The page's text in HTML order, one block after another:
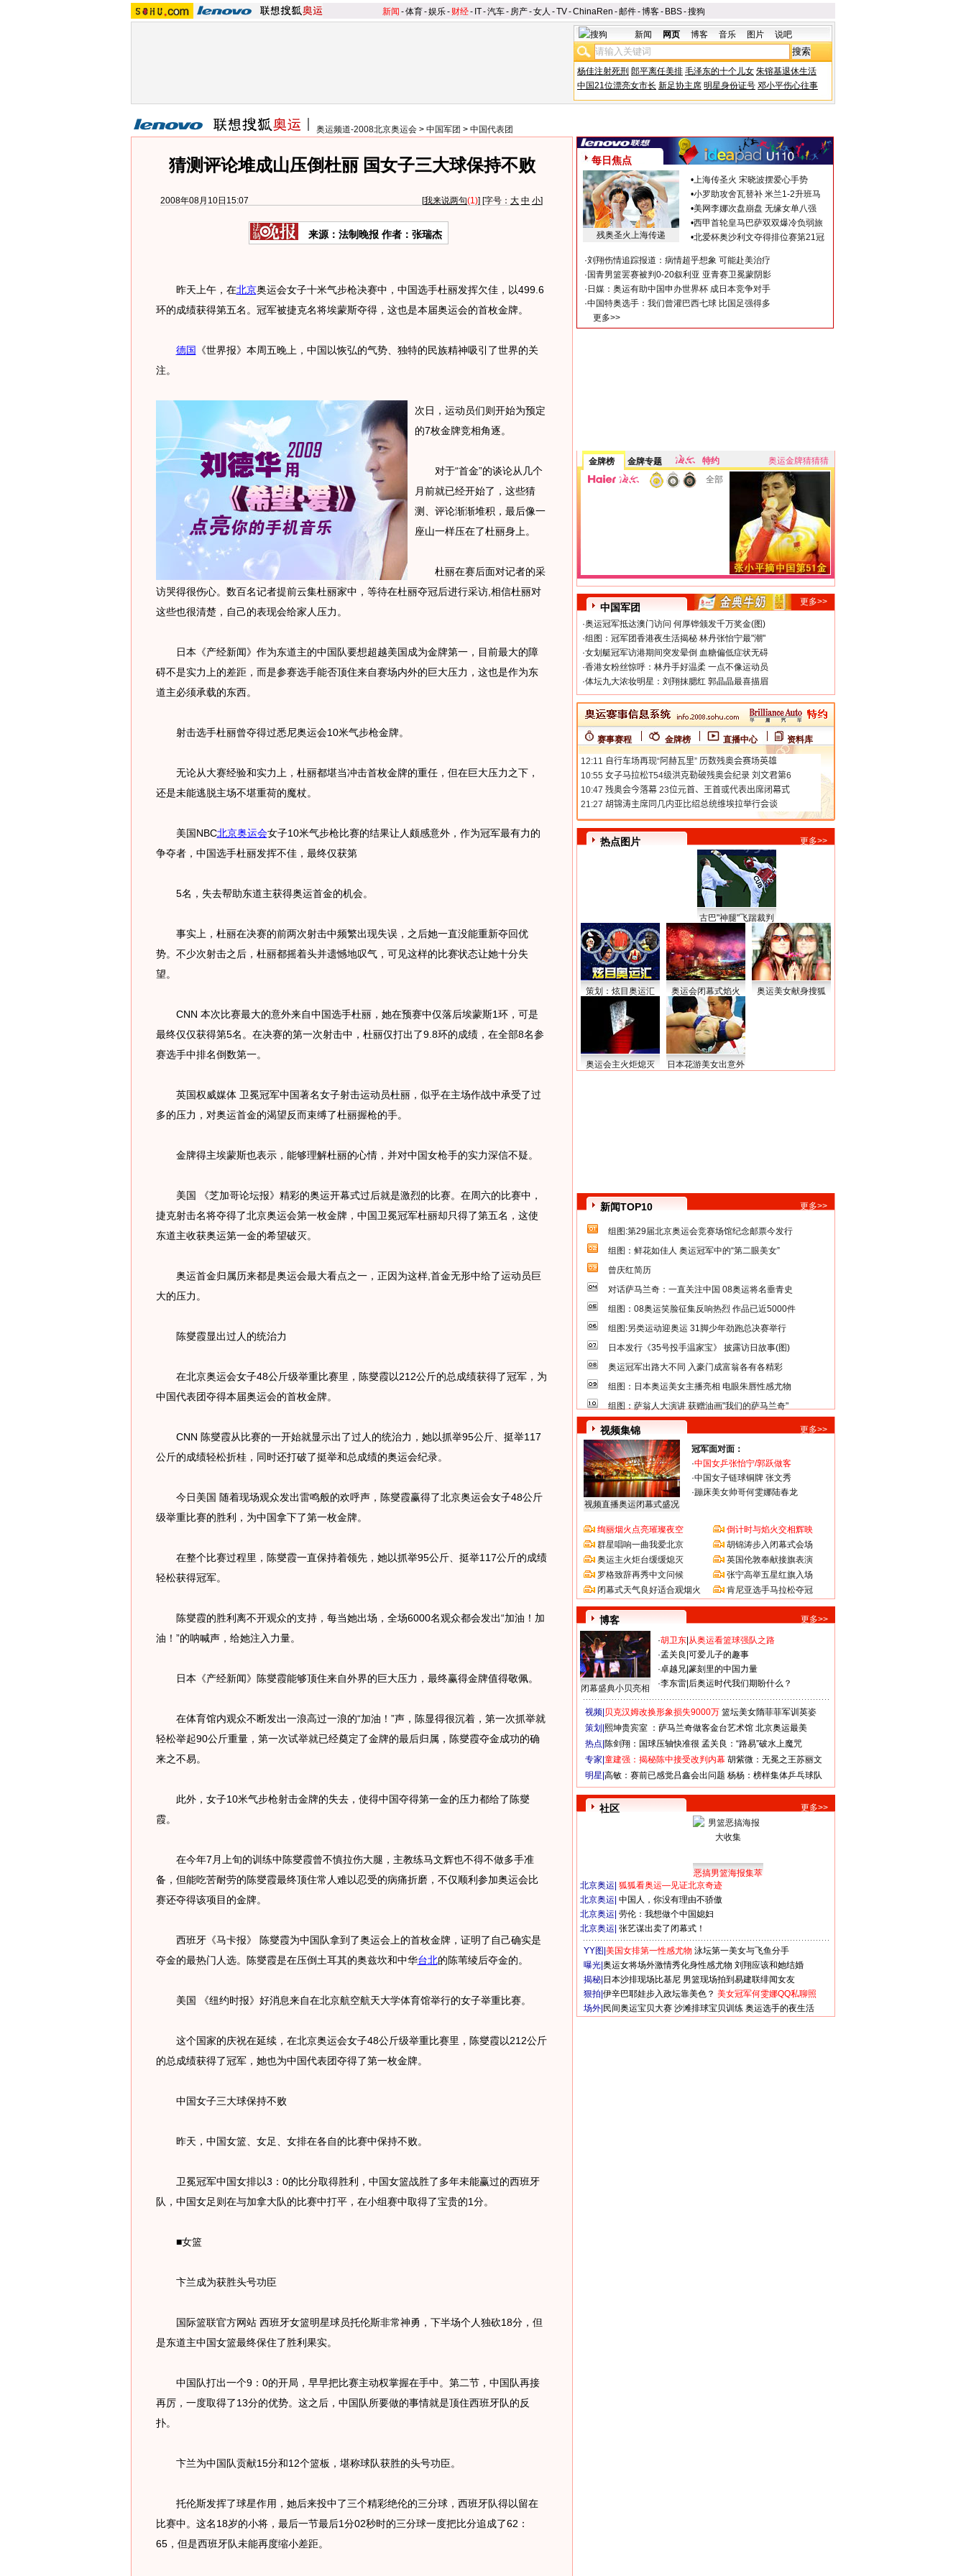
新闻 -体育-娱乐- 财经- IT-汽车- 房产-女人 -TV-ChinaRen -邮件-博客- BBS-搜狗
新闻 网页 博客 音乐 图片 说吧
杨佳注射死刑 郎平离任美排 毛泽东的十个儿女 朱镕基退休生活
中国21位漂亮女市长 新足协主席 明星身份证号 邓小平伤心往事
奥运频道-2008北京奥运会 > 中国军团 > 中国代表团
猜测评论堆成山压倒杜丽 国女子三大球保持不败
2008年08月10日15:07 [我来说两句(1)] [字号： 大 中 小]
来源：法制晚报 作者：张瑞杰
昨天上午，在北京奥运会女子十米气步枪决赛中，中国选手杜丽发挥欠佳，以499.6
环的成绩获得第五名。冠军被捷克名将埃蒙斯夺得，这也是本届奥运会的首枚金牌。
德国 《世界报》本周五晚上，中国以恢弘的气势、独特的民族精神吸引了世界的关
注。
次日，运动员们则开始为预定
的7枚金牌竞相角逐。
对于“首金”的谈论从几个
月前就已经开始了，这些猜
测、评论渐渐堆积，最后像一
座山一样压在了杜丽身上。
杜丽在赛后面对记者的采
访哭得很伤心。数百名记者提前云集杜丽家中，等待在杜丽夺冠后进行采访,相信杜丽对
这些也很清楚，自己的表现会给家人压力。
日本《产经新闻》作为东道主的中国队要想超越美国成为金牌第一，目前最大的障
碍不是实力上的差距，而是参赛选手能否顶住来自赛场内外的巨大压力，这也是作为东
道主必须承载的东西。
射击选手杜丽曾夺得过悉尼奥运会10米气步枪金牌。
无论从大赛经验和实力上，杜丽都堪当冲击首枚金牌的重任，但在巨大压力之下，
还是未能逃脱主场不堪重荷的魔杖。
美国NBC北京奥运会女子10米气步枪比赛的结果让人颇感意外，作为冠军最有力的
争夺者，中国选手杜丽发挥不佳，最终仅获第
5名，失去帮助东道主获得奥运首金的机会。
事实上，杜丽在决赛的前两次射击中频繁出现失误，之后她一直没能重新夺回优
势。不少次射击之后，杜丽都摇着头并遗憾地叹气，可见这样的比赛状态让她十分失
望。
CNN 本次比赛最大的意外来自中国选手杜丽，她在预赛中仅落后埃蒙斯1环，可是
最终仅仅获得第5名。在决赛的第一次射击中，杜丽仅打出了9.8环的成绩，在全部8名参
赛选手中排名倒数第一。
英国权威媒体 卫冕冠军中国著名女子射击运动员杜丽，似乎在主场作战中承受了过
多的压力，对奥运首金的渴望反而束缚了杜丽握枪的手。
金牌得主埃蒙斯也表示，能够理解杜丽的心情，并对中国女枪手的实力深信不疑。
美国 《芝加哥论坛报》精彩的奥运开幕式过后就是激烈的比赛。在周六的比赛中，
捷克射击名将夺得了北京奥运会第一枚金牌，中国卫冕冠军杜丽却只得了第五名，这使
东道主收获奥运第一金的希望破灭。
奥运首金归属历来都是奥运会最大看点之一，正因为这样,首金无形中给了运动员巨
大的压力。
陈燮霞显出过人的统治力
在北京奥运会女子48公斤级举重比赛里，陈燮霞以212公斤的总成绩获得了冠军，为
中国代表团夺得本届奥运会的首枚金牌。
CNN 陈燮霞从比赛的一开始就显示出了过人的统治力，她以抓举95公斤、挺举117
公斤的成绩轻松折桂，同时还打破了挺举和总成绩的奥运会纪录。
今日美国 随着现场观众发出雷鸣般的欢呼声，陈燮霞赢得了北京奥运会女子48公斤
级举重比赛的胜利，为中国拿下了第一枚金牌。
在整个比赛过程里，陈燮霞一直保持着领先，她以抓举95公斤、挺举117公斤的成绩
轻松获得冠军。
陈燮霞的胜利离不开观众的支持，每当她出场，全场6000名观众都会发出“加油！加
油！”的呐喊声，给她注入力量。
日本《产经新闻》陈燮霞能够顶住来自外界的巨大压力，最终赢得金牌值得敬佩。
在体育馆内观众不断发出一浪高过一浪的“加油！”声，陈显得很沉着，第一次抓举就
轻松举起90公斤重量，第一次试举就已经奠定了金牌的最后归属，陈燮霞夺金成功的确
来之不易。
此外，女子10米气步枪射击金牌的失去，使得中国夺得第一金的压力都给了陈燮
霞。
在今年7月上旬的训练中陈燮霞曾不慎拉伤大腿，主教练马文辉也不得不做多手准
备，但能吃苦耐劳的陈燮霞最终顶住常人难以忍受的病痛折磨，不仅顺利参加奥运会比
赛还夺得该项目的金牌。
西班牙《马卡报》 陈燮霞为中国队拿到了奥运会上的首枚金牌，证明了自己确实是
夺金的最热门人选。陈燮霞是在压倒土耳其的奥兹坎和中华台北的陈苇绫后夺金的。
美国 《纽约时报》好消息来自在北京航空航天大学体育馆举行的女子举重比赛。
这个国家的庆祝在延续，在北京奥运会女子48公斤级举重比赛里，陈燮霞以212公斤
的总成绩获得了冠军，她也为中国代表团夺得了第一枚金牌。
中国女子三大球保持不败
昨天，中国女篮、女足、女排在各自的比赛中保持不败。
卫冕冠军中国女排以3：0的比分取得胜利，中国女篮战胜了多年未能赢过的西班牙
队，中国女足则在与加拿大队的比赛中打平，在小组赛中取得了宝贵的1分。
■女篮
卞兰成为获胜头号功臣
国际篮联官方网站 西班牙女篮明星球员托伦斯非常神勇，下半场个人独砍18分，但
是东道主中国女篮最终保住了胜利果实。
中国队打出一个9：0的开局，早早把比赛主动权掌握在手中。第二节，中国队再接
再厉，一度取得了13分的优势。这之后，中国队所要做的事情就是顶住西班牙队的反
扑。
卞兰为中国队贡献15分和12个篮板，堪称球队获胜的头号功臣。
托伦斯发挥了球星作用，她后来投中了三个精彩绝伦的三分球，西班牙队得以留在
比赛中。这名18岁的小将，最后一节最后1分02秒时的三分球一度把比分追成了62：
65，但是西班牙队未能再度缩小差距。
每日焦点
残奥圣火上海传递
•上海传圣火 宋晓波摆爱心手势
•小罗助攻舍瓦替补 米兰1-2升班马
•美网李娜次盘崩盘 无缘女单八强
•西甲首轮皇马巴萨双双爆冷负弱旅
•北爱杯奥沙利文夺得排位赛第21冠
·刘翔伤情追踪报道：病情超乎想象 可能赴美治疗
· 国青男篮罢赛被判0-20叙利亚 亚青赛卫冕蒙阴影
· 日媒：奥运有助中国申办世界杯 成日本竞争对手
·中国特奥选手：我们曾灌巴西七球 比国足强得多
更多>>
金牌榜 金牌专题 特约
奥运金牌猜猜猜
全部
中国军团
更多>>
·奥运冠军抵达澳门访问 何厚铧颁发千万奖金(图)
·组图：冠军团香港夜生活揭秘 林丹张怡宁最"潮"
·女划艇冠军访港期间突发晕倒 血糖偏低症状无碍
·香港女粉丝惊呼：林丹手好温柔 一点不像运动员
·体坛九大浓妆明星：刘翔抹腮红 郭晶晶最喜描眉
赛事赛程 金牌榜 直播中心 资料库
热点图片 更多>>
古巴"神腿"飞踹裁判
策划：炫目奥运汇 奥运会闭幕式焰火 奥运美女献身搜狐
奥运会主火炬熄灭 日本花游美女出意外
新闻TOP10 更多>>
组图:第29届北京奥运会竞赛场馆纪念邮票今发行
组图：鲜花如佳人 奥运冠军中的“第二眼美女”
曾庆红简历
对话萨马兰奇：一直关注中国 08奥运将名垂青史
组图：08奥运笑脸征集反响热烈 作品已近5000件
组图:另类运动迎奥运 31脚少年劲跑总决赛举行
日本发行《35号投手温家宝》 披露访日故事(图)
奥运冠军出路大不同 入豪门成富翁各有各精彩
组图：日本奥运美女主播亮相 电眼朱唇性感尤物
组图：萨翁人大演讲 获赠油画"我们的萨马兰奇"
视频集锦 更多>>
视频直播奥运闭幕式盛况
冠军面对面：
·中国女乒张怡宁/郭跃做客
·中国女子链球铜牌 张文秀
·蹦床美女帅哥何雯娜陆春龙
绚丽烟火点亮璀璨夜空
群星唱响一曲我爱北京
奥运主火炬台缓缓熄灭
罗格致辞再秀中文问候
闭幕式天气良好适合观烟火
倒计时与焰火交相辉映
胡锦涛步入闭幕式会场
英国伦敦奉献接旗表演
张宁高举五星红旗入场
肯尼亚选手马拉松夺冠
博客 更多>>
闭幕盛典小贝亮相
·胡卫东 从奥运看篮球强队之路
·孟关良 可爱儿子的趣事
·卓越兄 篆刻里的中国力量
·李东雷 后奥运时代我们期盼什么？
视频| 贝克汉姆改换形象损失9000万 篮坛美女隋菲菲军训英姿
策划| 熙坤贵宾室 ：萨马兰奇做客金台艺术馆 北京奥运最美
热点| 陈剑翔：国球压轴快准很 孟关良：“路易”破水上魔咒
专家| 童建强：揭秘陈中接受改判内幕 胡紫微：无冕之王苏丽文
明星| 高敏：赛前已感觉吕鑫会出问题 杨杨：榜样集体乒乓球队
社区 更多>>
恶搞男篮海报集萃
北京奥运 狐狐看奥运—见证北京奇迹
北京奥运 中国人，你没有理由不骄傲
北京奥运 劳伦：我想做个中国媳妇
北京奥运 张艺谋出卖了闭幕式！
YY图| 美国女排第一性感尤物 泳坛第一美女与飞鱼分手
曝光| 奥运女将场外激情秀化身性感尤物 刘翔应该和她结婚
揭秘| 日本沙排现场比基尼 男篮现场拍到易建联绯闻女友
狠拍| 伊辛巴耶娃步入政坛靠美色？ 美女冠军何雯娜QQ私聊照
场外| 民间奥运宝贝大赛 沙滩排球宝贝训练 奥运选手的夜生活